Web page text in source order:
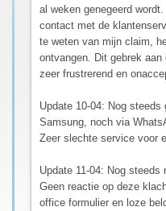
al weken genegeerd
contact met de
te weten van mijn claim,
ontvangen. Dit gebrek
zeer frustrerend en
Update 10-04: Nog
Samsung, noch via
Zeer slechte service voor
Update 11-04: Nog steeds
Geen reactie op deze
office formulier en loze